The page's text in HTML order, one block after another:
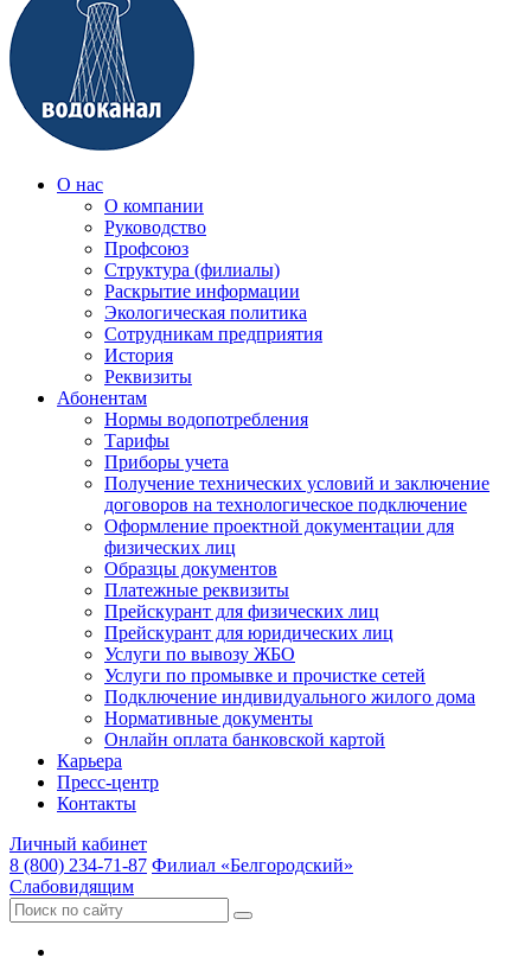
О нас
О компании
Руководство
Профсоюз
Структура (филиалы)
Раскрытие информации
Экологическая политика
Сотрудникам предприятия
История
Реквизиты
Абонентам
Нормы водопотребления
Тарифы
Приборы учета
Получение технических условий и заключение
договоров на технологическое подключение
Оформление проектной документации для
физических лиц
Образцы документов
Платежные реквизиты
Прейскурант для физических лиц
Прейскурант для юридических лиц
Услуги по вывозу ЖБО
Услуги по промывке и прочистке сетей
Подключение индивидуального жилого дома
Нормативные документы
Онлайн оплата банковской картой
Карьера
Пресс-центр
Контакты
Личный кабинет
8 (800) 234-71-87 Филиал «Белгородский»
Слабовидящим